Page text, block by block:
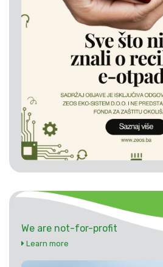
We are not-for-profit
Learn more